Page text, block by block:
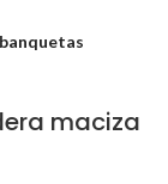
maciza